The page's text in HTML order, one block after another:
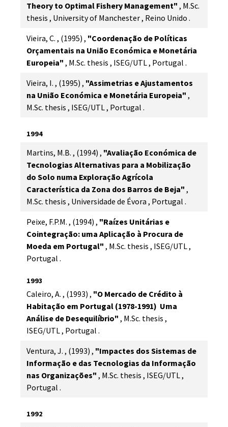
Theory to Optimal Fishery Management" , M.Sc.
thesis , University of Manchester, Reino Unido .
Vieira, C. , (1995) , "Coordenação de Políticas
Orçamentais na União Económica e Monetária
Europeia" , M.Sc. thesis , ISEG/UTL, Portugal .
Vieira, I. , (1995) , "Assimetrias e Ajustamentos
na União Económica e Monetária Europeia" ,
M.Sc. thesis , ISEG/UTL, Portugal .
1994
Martins, M.B. , (1994) , "Avaliação Económica de
Tecnologias Alternativas para a Mobilização
do Solo numa Exploração Agrícola
Característica da Zona dos Barros de Beja" ,
M.Sc. thesis , Universidade de Évora , Portugal .
Peixe, F.P.M. , (1994) , "Raízes Unitárias e
Cointegração: uma Aplicação à Procura de
Moeda em Portugal" , M.Sc. thesis , ISEG/UTL,
Portugal .
1993
Caleiro, A. , (1993) , "O Mercado de Crédito à
Habitação em Portugal (1978-1991)  Uma
Análise de Desequilíbrio" , M.Sc. thesis ,
ISEG/UTL, Portugal .
Ventura, J. , (1993) , "Impactes dos Sistemas de
Informação e das Tecnologias da Informação
nas Organizações" , M.Sc. thesis , ISEG/UTL,
Portugal .
1992